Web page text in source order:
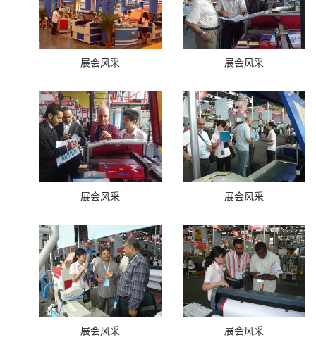
展会风采 展会风采
展会风采 展会风采
展会风采 展会风采